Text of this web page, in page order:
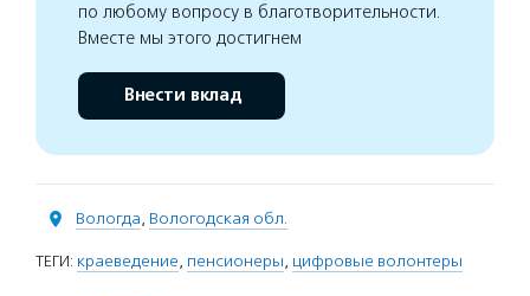
по любому вопросу в благотворительности.
Вместе мы этого достигнем
Внести вклад
Вологда, Вологодская обл.
ТЕГИ: краеведение, пенсионеры, цифровые волонтеры